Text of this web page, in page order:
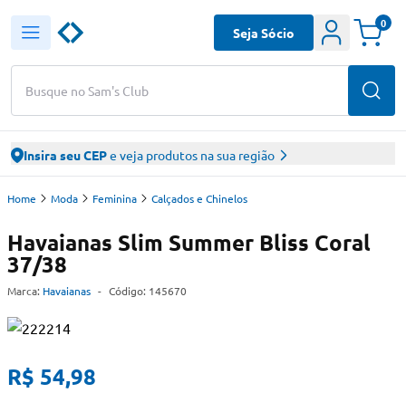
Busque no Sam's Club
Seja Sócio
0
Insira seu CEPe veja produtos na sua região
Home Moda Feminina Calçados e Chinelos
Havaianas Slim Summer Bliss Coral
37/38
Marca: Havaianas - Código: 145670
R$ 54,98